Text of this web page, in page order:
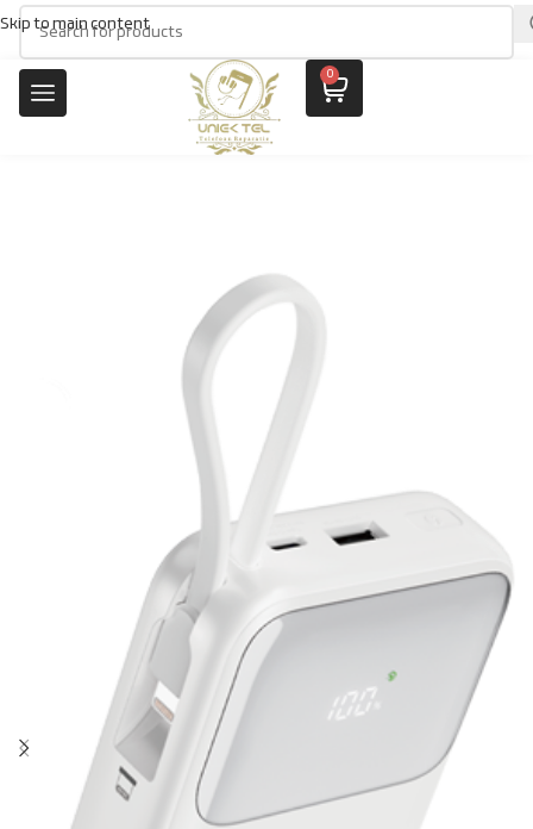
Skip to main content
0